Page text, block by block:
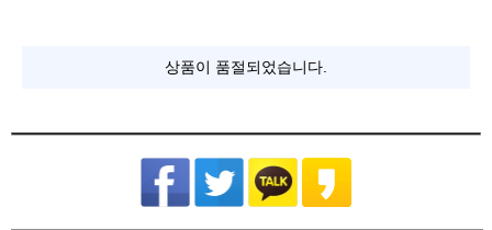
상품이 품절되었습니다.